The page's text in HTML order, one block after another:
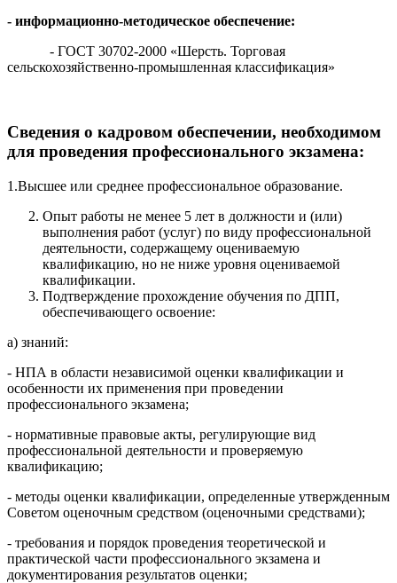
- информационно-методическое обеспечение:
- ГОСТ 30702-2000 «Шерсть. Торговая
сельскохозяйственно-промышленная классификация»
Сведения о кадровом обеспечении, необходимом
для проведения профессионального экзамена:
1.Высшее или среднее профессиональное образование.
Опыт работы не менее 5 лет в должности и (или)
выполнения работ (услуг) по виду профессиональной
деятельности, содержащему оцениваемую
квалификацию, но не ниже уровня оцениваемой
квалификации.
Подтверждение прохождение обучения по ДПП,
обеспечивающего освоение:
а) знаний:
- НПА в области независимой оценки квалификации и
особенности их применения при проведении
профессионального экзамена;
- нормативные правовые акты, регулирующие вид
профессиональной деятельности и проверяемую
квалификацию;
- методы оценки квалификации, определенные утвержденным
Советом оценочным средством (оценочными средствами);
- требования и порядок проведения теоретической и
практической части профессионального экзамена и
документирования результатов оценки;